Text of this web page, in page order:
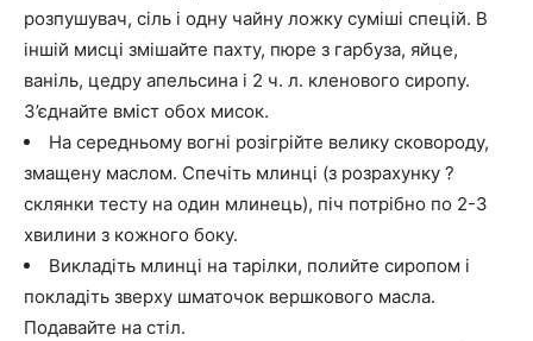
розпушувач, сіль і одну чайну ложку суміші спецій. В
іншій мисці змішайте пахту, пюре з гарбуза, яйце,
ваніль, цедру апельсина і 2 ч. л. кленового сиропу.
З’єднайте вміст обох мисок.
На середньому вогні розігрійте велику сковороду,
змащену маслом. Спечіть млинці (з розрахунку ?
склянки тесту на один млинець), піч потрібно по 2-3
хвилини з кожного боку.
Викладіть млинці на тарілки, полийте сиропом і
покладіть зверху шматочок вершкового масла.
Подавайте на стіл.